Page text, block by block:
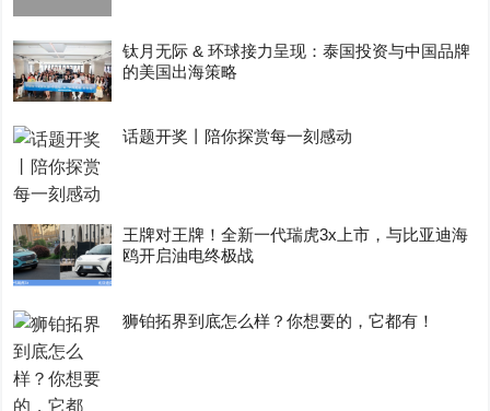
钛月无际 & 环球接力呈现：泰国投资与中国品牌
的美国出海策略
话题开奖丨陪你探赏每一刻感动
王牌对王牌！全新一代瑞虎3x上市，与比亚迪海
鸥开启油电终极战
狮铂拓界到底怎么样？你想要的，它都有！